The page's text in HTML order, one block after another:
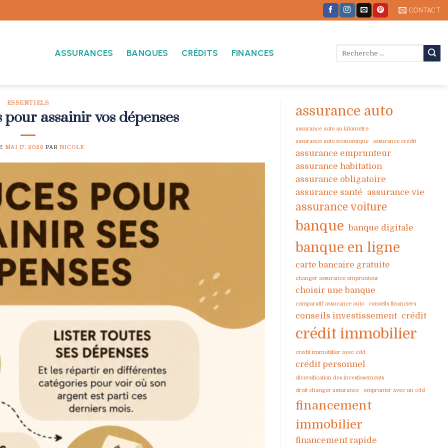
CONTACT
ASSURANCES BANQUES CRÉDITS FINANCES
ESSENTIELS
assainir vos dépenses
MAI 17, 2026 PAR NICOLE
assurance auto
assurance auto au kilomètre
assurance auto économique
assurance crédit
assurance emprunteur
assurance habitation
assurance obligatoire
assurance santé assurance vie
assurance voiture
banque banque digitale
banque en ligne
carte bancaire gratuite
changer assurance emprunteur
choisir une banque
comparatif assurance auto conseils financiers
conseils investissement crédit
crédit immobilier
crédit immobilier avec cdd
crédit personnel
diversification des investissements
droit changer assurance
emprunter avec un cdd
financement
immobilier
financement rapide